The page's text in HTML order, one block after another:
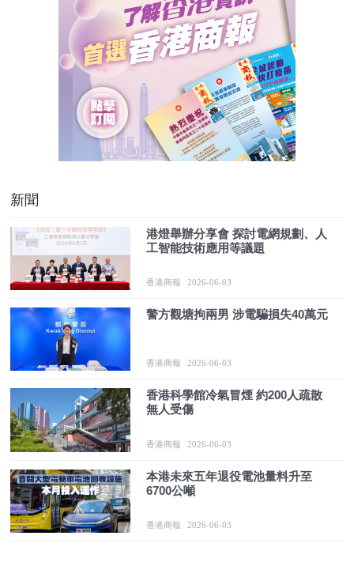
新聞
港燈舉辦分享會 探討電網規劃、人
工智能技術應用等議題
香港商報 2026-06-03
警方觀塘拘兩男 涉電騙損失40萬元
香港商報 2026-06-03
香港科學館冷氣冒煙 約200人疏散
無人受傷
香港商報 2026-06-03
本港未來五年退役電池量料升至
6700公噸
香港商報 2026-06-03